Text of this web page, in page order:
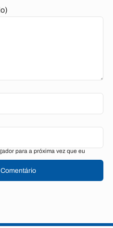
para a próxima vez que eu